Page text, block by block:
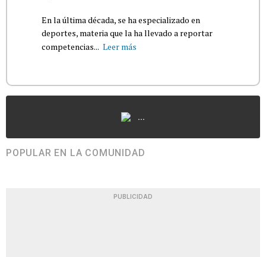
En la última década, se ha especializado en
deportes, materia que la ha llevado a reportar
competencias... Leer más
...
POPULAR EN LA COMUNIDAD
PUBLICIDAD